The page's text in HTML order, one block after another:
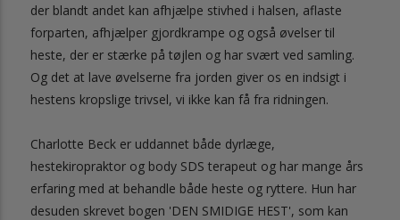
der blandt andet kan afhjælpe stivhed i halsen, aflaste
forparten, afhjælper gjordkrampe og også øvelser til
heste, der er stærke på tøjlen og har svært ved samling.
Og det at lave øvelserne fra jorden giver os en indsigt i
hestens kropslige trivsel, vi ikke kan få fra ridningen.
Charlotte Beck er uddannet både dyrlæge,
hestekiropraktor og body SDS terapeut og har mange års
erfaring med at behandle både heste og ryttere. Hun har
desuden skrevet bogen 'DEN SMIDIGE HEST', som kan